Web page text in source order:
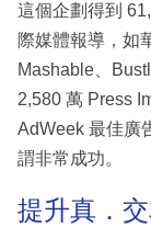
這個企劃得到
際媒體報導，如
Mashable、
2,580 萬 Press
AdWeek 最佳廣
謂非常成功。
提升真．